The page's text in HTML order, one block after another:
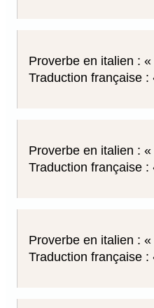
Proverbe en italien :
Traduction française :
Proverbe en italien :
Traduction française :
Proverbe en italien :
Traduction française :